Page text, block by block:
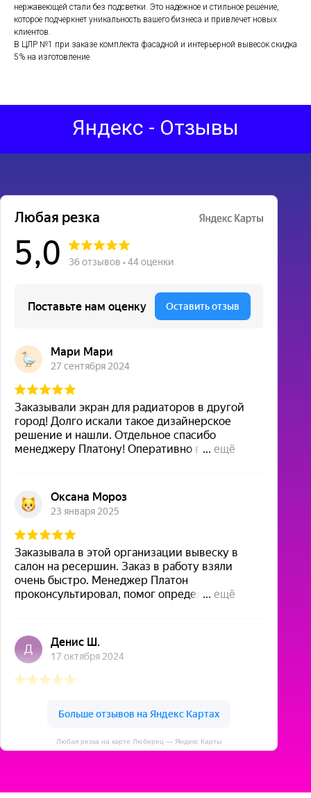
нержавеющей стали без подсветки. Это надежное и стильное решение,
которое подчеркнет уникальность вашего бизнеса и привлечет новых
клиентов.
В ЦЛР №1 при заказе комплекта фасадной и интерьерной вывесок скидка
5% на изготовление
Яндекс - Отзывы
Любая резка на карте Люберец — Яндекс Карты